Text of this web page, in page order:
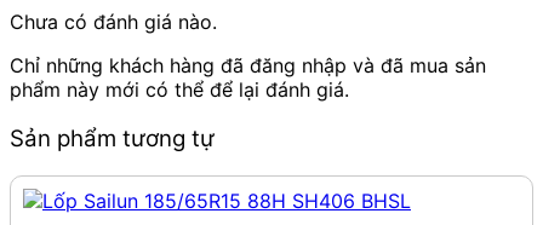
Chưa có đánh giá nào.
Chỉ những khách hàng đã đăng nhập và đã mua sản
phẩm này mới có thể để lại đánh giá.
Sản phẩm tương tự